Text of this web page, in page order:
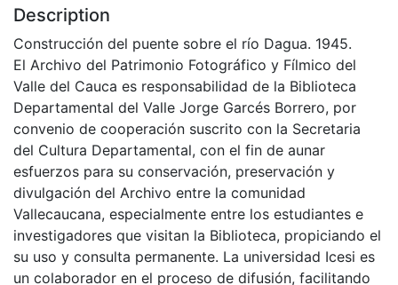
Description
Construcción del puente sobre el río Dagua. 1945.
El Archivo del Patrimonio Fotográfico y Fílmico del
Valle del Cauca es responsabilidad de la Biblioteca
Departamental del Valle Jorge Garcés Borrero, por
convenio de cooperación suscrito con la Secretaria
del Cultura Departamental, con el fin de aunar
esfuerzos para su conservación, preservación y
divulgación del Archivo entre la comunidad
Vallecaucana, especialmente entre los estudiantes e
investigadores que visitan la Biblioteca, propiciando el
su uso y consulta permanente. La universidad Icesi es
un colaborador en el proceso de difusión, facilitando